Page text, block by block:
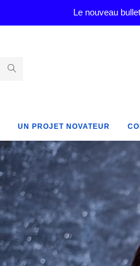
Le nouveau
UN PROJET NOVATEUR